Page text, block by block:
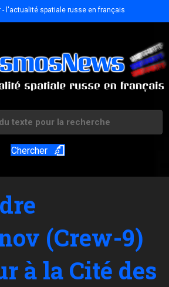
- l'actualité spatiale russe en français
Chercher
(Crew-9)
à la Cité des